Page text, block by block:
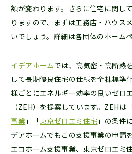
額が変わります。さらに住宅に関し
りますので、まずは工務店・ハウス
いでしょう。詳細は各団体のホーム
イデアホームでは、高気密・高断熱
して長期優良住宅の仕様を全棟標準
様ごとにエネルギー効率の良いゼロ
（ZEH）を提案しています。ZEHは
事業 」「東京ゼロエミ住宅 」の条件
デアホームでもこの支援事業の申請
エコホーム支援事業、東京ゼロエミ